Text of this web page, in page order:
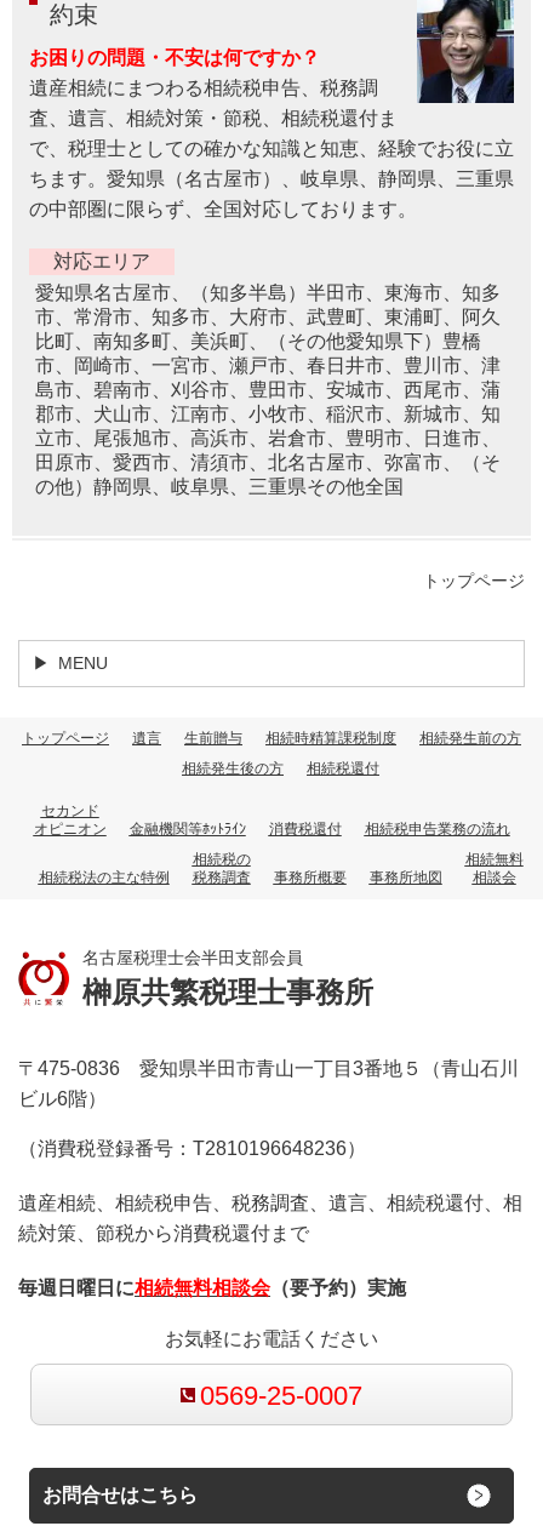
約束
お困りの問題・不安は何ですか？
遺産相続にまつわる相続税申告、税務調
査、遺言、相続対策・節税、相続税還付ま
で、税理士としての確かな知識と知恵、経験でお役に立
ちます。愛知県（名古屋市）、岐阜県、静岡県、三重県
の中部圏に限らず、全国対応しております。
対応エリア
愛知県名古屋市、（知多半島）半田市、東海市、知多
市、常滑市、知多市、大府市、武豊町、東浦町、阿久
比町、南知多町、美浜町、（その他愛知県下）豊橋
市、岡崎市、一宮市、瀬戸市、春日井市、豊川市、津
島市、碧南市、刈谷市、豊田市、安城市、西尾市、蒲
郡市、犬山市、江南市、小牧市、稲沢市、新城市、知
立市、尾張旭市、高浜市、岩倉市、豊明市、日進市、
田原市、愛西市、清須市、北名古屋市、弥富市、（そ
の他）静岡県、岐阜県、三重県その他全国
トップページ
MENU
トップページ 遺言 生前贈与 相続時精算課税制度
相続発生前の方
相続発生後の方
相続税還付
セカンド
オピニオン
金融機関等ﾎｯﾄﾗｲﾝ 消費税還付 相続税申告業務の流れ
相続税法の主な特例
相続税の
税務調査
事務所概要 事務所地図
相続無料
相談会
名古屋税理士会半田支部会員
榊原共繁税理士事務所
〒475-0836 愛知県半田市青山一丁目3番地５（青山石川
ビル6階）
（消費税登録番号：T2810196648236）
遺産相続、相続税申告、税務調査、遺言、相続税還付、相
続対策、節税から消費税還付まで
毎週日曜日に相続無料相談会（要予約）実施
お気軽にお電話ください
0569-25-0007
お問合せはこちら